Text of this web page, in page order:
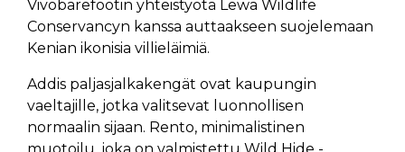
Vivobarefootin yhteistyötä Lewa Wildlife
Conservancyn kanssa auttaakseen suojelemaan
Kenian ikonisia villieläimiä.
Addis paljasjalkakengät ovat kaupungin
vaeltajille, jotka valitsevat luonnollisen
normaalin sijaan. Rento, minimalistinen
muotoilu, joka on valmistettu Wild Hide -